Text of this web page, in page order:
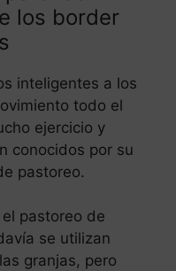
los border
inteligentes a los
todo el
ejercicio y
conocidos por su
pastoreo.
pastoreo de
se utilizan
granjas, pero